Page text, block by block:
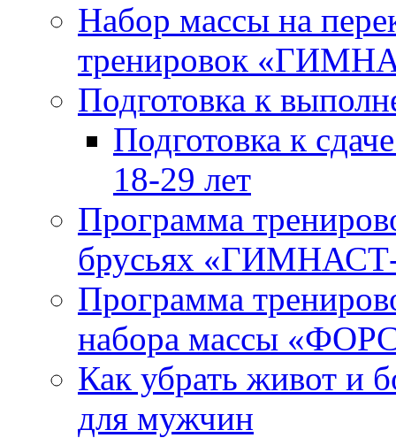
Набор массы на
тренировок
Подготовка к
Подготовка к
18-29 лет
Программа
брусьях
Программа
набора массы
Как убрать живот и
для мужчин